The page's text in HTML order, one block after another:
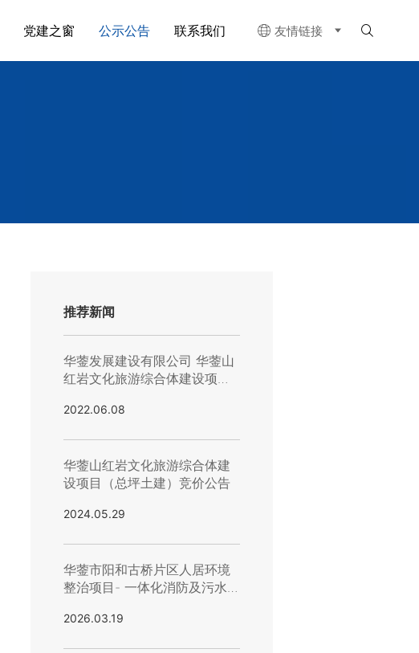
党建之窗 公示公告 联系我们  友情链接 
推荐新闻
华蓥发展建设有限公司 华蓥山
红岩文化旅游综合体建设项目
告
2022.06.08
华蓥山红岩文化旅游综合体建
设项目（总坪土建）竞价公告
2024.05.29
华蓥市阳和古桥片区人居环境
整治项目- 一体化消防及污水
公告
2026.03.19